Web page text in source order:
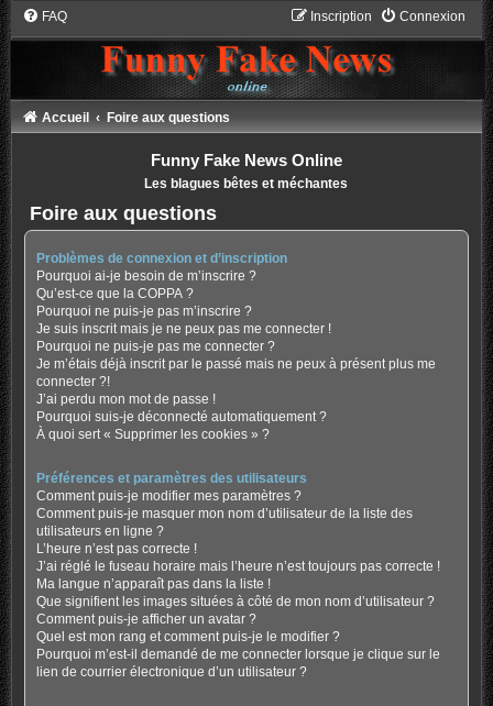
FAQ Connexion
Inscription
Accueil Foire aux questions
Funny Fake News Online
Les blagues bêtes et méchantes
Foire aux questions
Problèmes de connexion et d’inscription
Pourquoi ai-je besoin de m’inscrire ?
Qu’est-ce que la COPPA ?
Pourquoi ne puis-je pas m’inscrire ?
Je suis inscrit mais je ne peux pas me connecter !
Pourquoi ne puis-je pas me connecter ?
Je m’étais déjà inscrit par le passé mais ne peux à présent plus me
connecter ?!
J’ai perdu mon mot de passe !
Pourquoi suis-je déconnecté automatiquement ?
À quoi sert « Supprimer les cookies » ?
Préférences et paramètres des utilisateurs
Comment puis-je modifier mes paramètres ?
Comment puis-je masquer mon nom d’utilisateur de la liste des
utilisateurs en ligne ?
L’heure n’est pas correcte !
J’ai réglé le fuseau horaire mais l’heure n’est toujours pas correcte !
Ma langue n’apparaît pas dans la liste !
Que signifient les images situées à côté de mon nom d’utilisateur ?
Comment puis-je afficher un avatar ?
Quel est mon rang et comment puis-je le modifier ?
Pourquoi m’est-il demandé de me connecter lorsque je clique sur le
lien de courrier électronique d’un utilisateur ?